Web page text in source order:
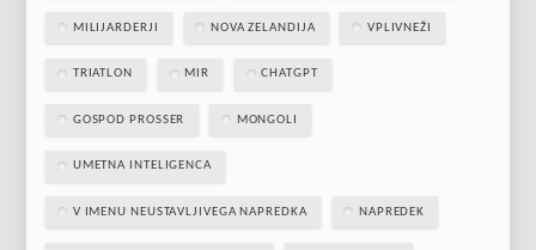
MILIJARDERJI NOVA ZELANDIJA VPLIVNEŽI
TRIATLON MIR CHATGPT
GOSPOD PROSSER MONGOLI
UMETNA INTELIGENCA
V IMENU NEUSTAVLJIVEGA NAPREDKA NAPREDEK